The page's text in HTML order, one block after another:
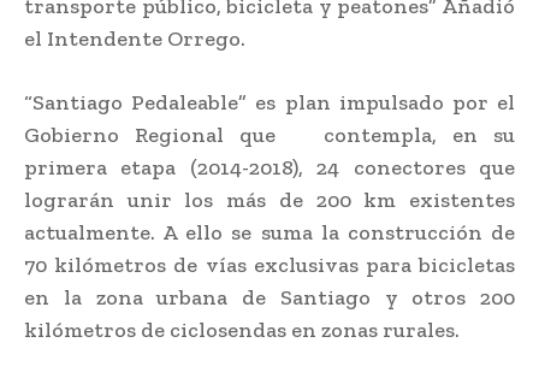
transporte público, bicicleta y peatones” Añadió
el Intendente Orrego.
“Santiago Pedaleable” es plan impulsado por el
Gobierno Regional que contempla, en su
primera etapa (2014-2018), 24 conectores que
lograrán unir los más de 200 km existentes
actualmente. A ello se suma la construcción de
70 kilómetros de vías exclusivas para bicicletas
en la zona urbana de Santiago y otros 200
kilómetros de ciclosendas en zonas rurales.